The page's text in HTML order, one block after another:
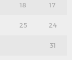
17
18
24
25
31